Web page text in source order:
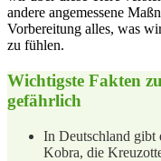
andere ‍angemessene
Vorbereitung ​alles, was
zu ​fühlen.
Wichtigste Fakten
gefährlich
In Deutschland gibt
Kobra, die